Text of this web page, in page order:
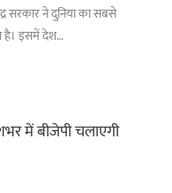
सरकार ने दुनिया का सबसे
है। इसमें देश…
में बीजेपी चलाएगी